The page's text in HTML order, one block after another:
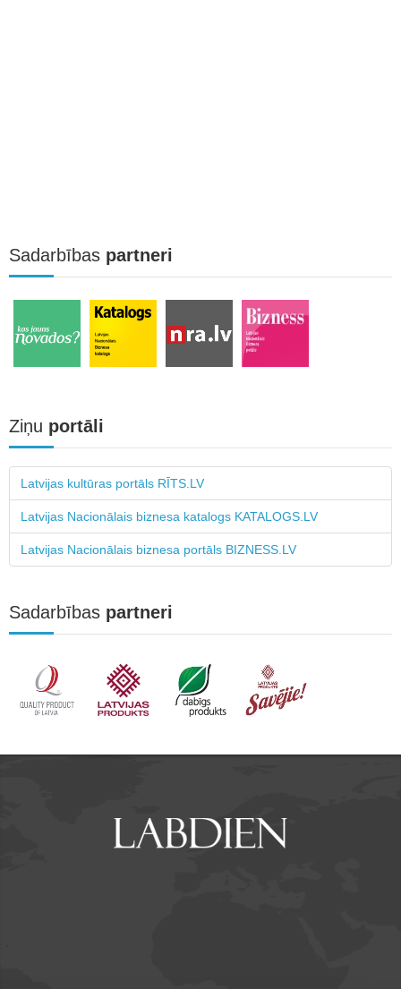
Sadarbības partneri
Ziņu portāli
Latvijas kultūras portāls RĪTS.LV
Latvijas Nacionālais biznesa katalogs KATALOGS.LV
Latvijas Nacionālais biznesa portāls BIZNESS.LV
Sadarbības partneri